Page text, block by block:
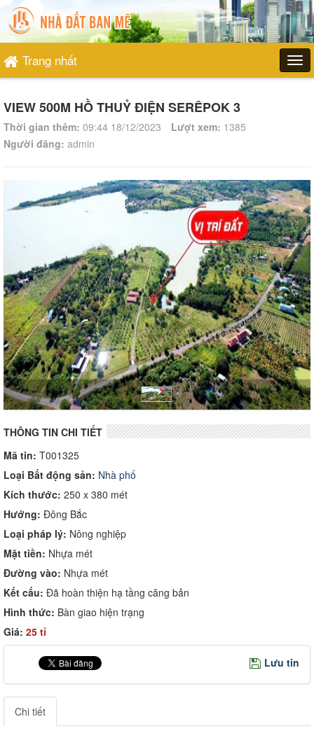
Trang nhất
VIEW 500M HỒ THUỶ ĐIỆN SERÊPOK 3
Thời gian thêm: 09:44 18/12/2023 Lượt xem: 1385
Người đăng: admin
THÔNG TIN CHI TIẾT
Mã tin: T001325
Loại Bất động sản: Nhà phố
Kích thước: 250 x 380 mét
Hướng: Đông Bắc
Loại pháp lý: Nông nghiệp
Mặt tiền: Nhựa mét
Đường vào: Nhựa mét
Kết cấu: Đã hoàn thiện hạ tầng căng bản
Hình thức: Bàn giao hiện trạng
Giá: 25 tỉ
Lưu tin
Chi tiết